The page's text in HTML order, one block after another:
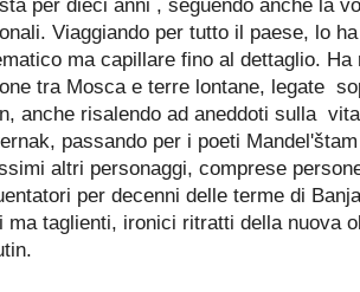
per dieci anni , seguendo anche la
Viaggiando per tutto il paese, lo
ma capillare fino al dettaglio.
tra Mosca e terre lontane, legate
anche risalendo ad aneddoti sulla
passando per i poeti
altri personaggi, comprese
per decenni delle terme di
ma taglienti, ironici ritratti della nuova